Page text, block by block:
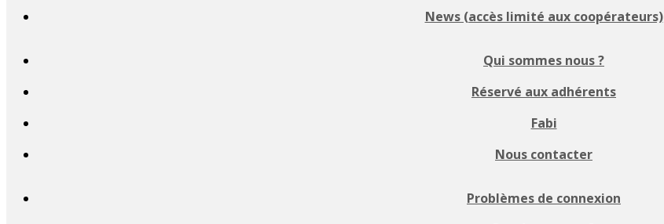
News (accès limité aux coopérateurs)
Qui sommes nous ?
Réservé aux adhérents
Fabi
Nous contacter
Problèmes de connexion